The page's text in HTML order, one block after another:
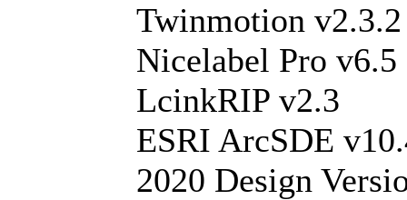
Twinmotion v2.3.2
Nicelabel Pro v6.5
LcinkRIP v2.3
ESRI ArcSDE
2020 Design